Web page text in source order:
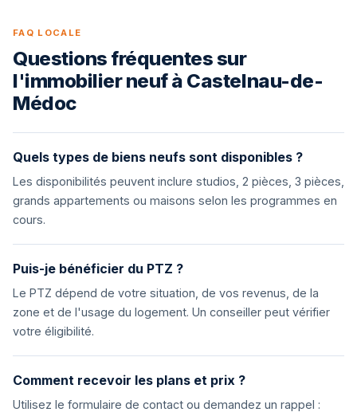
FAQ LOCALE
Questions fréquentes sur
l'immobilier neuf à Castelnau-de-
Médoc
Quels types de biens neufs sont disponibles ?
Les disponibilités peuvent inclure studios, 2 pièces, 3 pièces,
grands appartements ou maisons selon les programmes en
cours.
Puis-je bénéficier du PTZ ?
Le PTZ dépend de votre situation, de vos revenus, de la
zone et de l'usage du logement. Un conseiller peut vérifier
votre éligibilité.
Comment recevoir les plans et prix ?
Utilisez le formulaire de contact ou demandez un rappel :